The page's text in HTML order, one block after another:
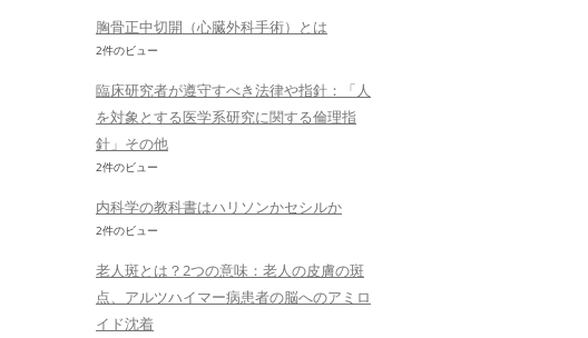
胸骨正中切開（心臓外科手術）とは
2件のビュー
臨床研究者が遵守すべき法律や指針：「人
を対象とする医学系研究に関する倫理指
針」その他
2件のビュー
内科学の教科書はハリソンかセシルか
2件のビュー
老人斑とは？2つの意味：老人の皮膚の斑
点、アルツハイマー病患者の脳へのアミロ
イド沈着